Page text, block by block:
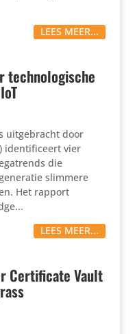
LEES MEER...
technologische
uitgebracht door
identificeert vier
die
slimmere
Het rapport
LEES MEER...
Certificate Vault